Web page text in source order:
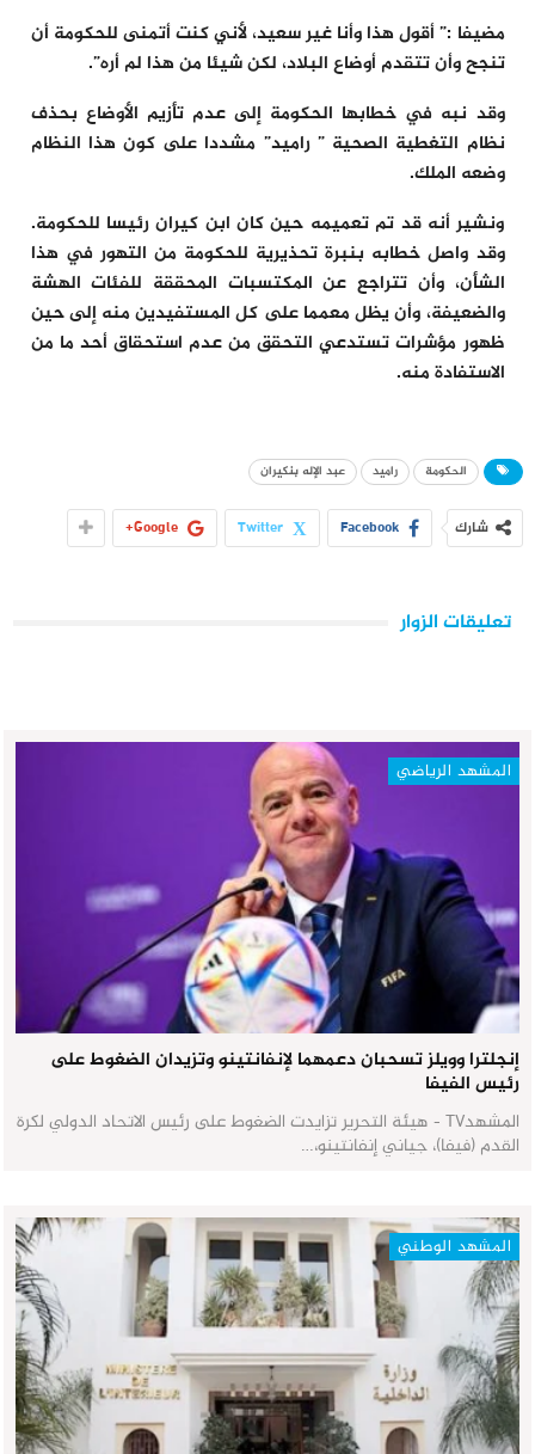
مضيفا :” أقول هذا وأنا غير سعيد، لأني كنت أتمنى للحكومة أن
تنجح وأن تتقدم أوضاع البلاد، لكن شيئا من هذا لم أره”.
وقد نبه في خطابها الحكومة إلى عدم تأزيم الأوضاع بحذف
نظام التغطية الصحية ” راميد” مشددا على كون هذا النظام
وضعه الملك.
ونشير أنه قد تم تعميمه حين كان ابن كيران رئيسا للحكومة.
وقد واصل خطابه بنبرة تحذيرية للحكومة من التهور في هذا
الشأن، وأن تتراجع عن المكتسبات المحققة للفئات الهشة
والضعيفة، وأن يظل معمما على كل المستفيدين منه إلى حين
ظهور مؤشرات تستدعي التحقق من عدم استحقاق أحد ما من
الاستفادة منه.
الحكومة راميد عبد الإله بنكيران
شارك Facebook
Twitter
Google+
تعليقات الزوار
المشهد الرياضي
إنجلترا وويلز تسحبان دعمهما لإنفانتينو وتزيدان الضغوط على
رئيس الفيفا
المشهدTV - هيئة التحرير تزايدت الضغوط على رئيس الاتحاد الدولي لكرة
القدم (فيفا)، جياني إنفانتينو،…
المشهد الوطني